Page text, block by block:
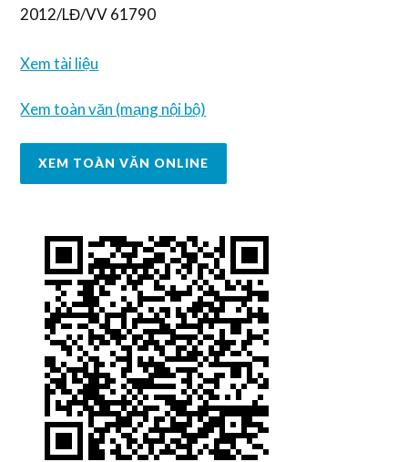
2012/LĐ/VV 61790
Xem tài liệu
Xem toàn văn (mạng nội bộ)
XEM TOÀN VĂN ONLINE